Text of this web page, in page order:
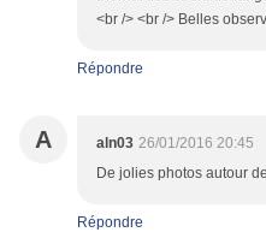
<br /> <br /> Belles
Répondre
A aln03 26/01/2016 20:45
De jolies photos autour
Répondre